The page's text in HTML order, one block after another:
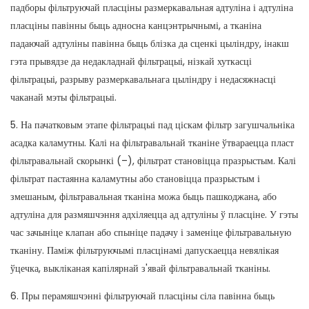
падборы фільтруючай пласціны размеркавальная адтуліна і адтуліна
пласціны павінны быць адносна канцэнтрычнымі, а тканіна
падаючай адтуліны павінна быць блізка да сценкі цыліндру, інакш
гэта прывядзе да недакладнай фільтрацыі, нізкай хуткасці
фільтрацыі, разрыву размеркавальнага цыліндру і недасяжнасці
чаканай мэты фільтрацыі.
5. На пачатковым этапе фільтрацыі пад ціскам фільтр загушчальніка
асадка каламутны. Калі на фільтравальнай тканіне ўтвараецца пласт
фільтравальнай скорынкі (–), фільтрат становіцца празрыстым. Калі
фільтрат пастаянна каламутны або становіцца празрыстым і
змешаным, фільтравальная тканіна можа быць пашкоджана, або
адтуліна для размяшчэння адхіляецца ад адтуліны ў пласціне. У гэты
час зачыніце клапан або спыніце падачу і заменіце фільтравальную
тканіну. Паміж фільтруючымі пласцінамі дапускаецца невялікая
ўцечка, выкліканая капілярнай з'явай фільтравальнай тканіны.
6. Пры перамяшчэнні фільтруючай пласціны сіла павінна быць